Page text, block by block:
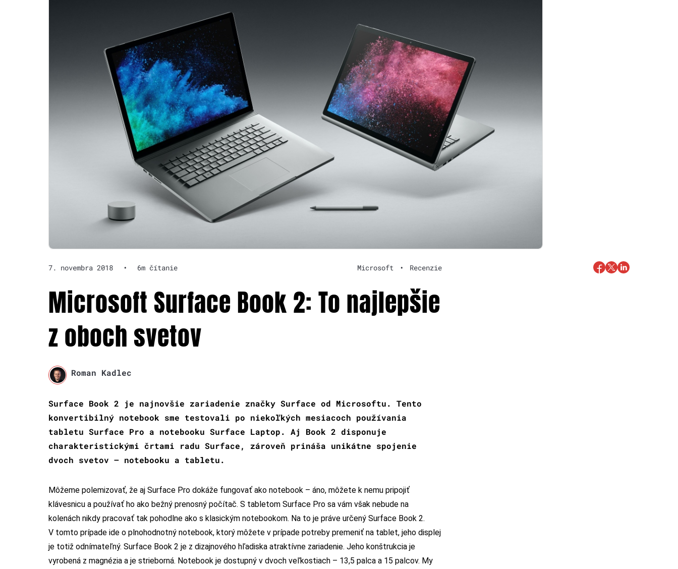
7. novembra 2018 • 6m čítanie Microsoft • Recenzie
Microsoft Surface Book 2: To najlepšie
z oboch svetov
Roman Kadlec
Surface Book 2 je najnovšie zariadenie značky Surface od Microsoftu. Tento
konvertibilný notebook sme testovali po niekoľkých mesiacoch používania
tabletu Surface Pro a notebooku Surface Laptop. Aj Book 2 disponuje
charakteristickými črtami radu Surface, zároveň prináša unikátne spojenie
dvoch svetov – notebooku a tabletu.
Môžeme polemizovať, že aj Surface Pro dokáže fungovať ako notebook – áno, môžete k nemu pripojiť
klávesnicu a používať ho ako bežný prenosný počítač. S tabletom Surface Pro sa vám však nebude na
kolenách nikdy pracovať tak pohodlne ako s klasickým notebookom. Na to je práve určený Surface Book 2.
V tomto prípade ide o plnohodnotný notebook, ktorý môžete v prípade potreby premeniť na tablet, jeho displej
je totiž odnímateľný. Surface Book 2 je z dizajnového hľadiska atraktívne zariadenie. Jeho konštrukcia je
vyrobená z magnézia a je strieborná. Notebook je dostupný v dvoch veľkostiach – 13,5 palca a 15 palcov. My